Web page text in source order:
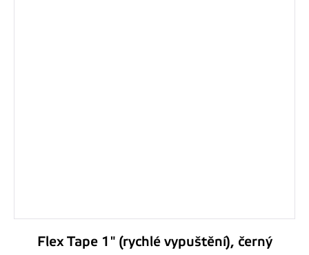
Flex Tape 1" (rychlé vypuštění), černý